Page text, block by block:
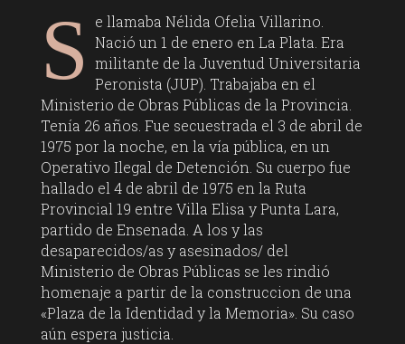
S
e llamaba Nélida Ofelia Villarino.
Nació un 1 de enero en La Plata. Era
militante de la Juventud Universitaria
Peronista (JUP). Trabajaba en el
Ministerio de Obras Públicas de la Provincia.
Tenía 26 años. Fue secuestrada el 3 de abril de
1975 por la noche, en la vía pública, en un
Operativo Ilegal de Detención. Su cuerpo fue
hallado el 4 de abril de 1975 en la Ruta
Provincial 19 entre Villa Elisa y Punta Lara,
partido de Ensenada. A los y las
desaparecidos/as y asesinados/ del
Ministerio de Obras Públicas se les rindió
homenaje a partir de la construccion de una
«Plaza de la Identidad y la Memoria». Su caso
aún espera justicia.